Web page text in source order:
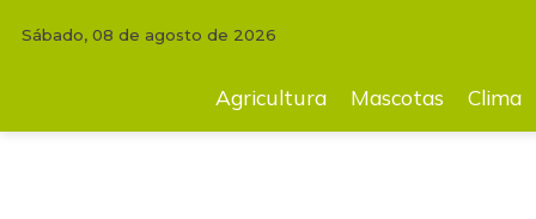
Junta de Fedegan envió paquete de
Sábado, 08 de agosto de 2026
Agricultura Mascotas Clima